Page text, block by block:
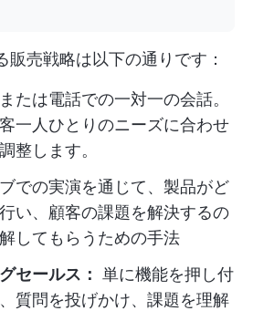
販売戦略は以下の通りです：
たは電話での一対一の会話。
一人ひとりのニーズに合わせ
整します。
での実演を通じて、製品がど
い、顧客の課題を解決するの
してもらうための手法
セールス： 単に機能を押し付
質問を投げかけ、課題を理解